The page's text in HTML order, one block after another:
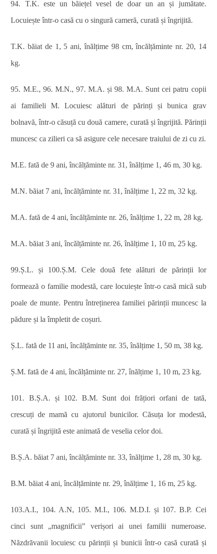
94. T.K. este un băiețel vesel de doar un an și jumătate.
Locuiește într-o casă cu o singură cameră, curată și îngrijită.
T.K. băiat de 1, 5 ani, înălțime 98 cm, încălțăminte nr. 20, 14
kg.
95. M.E., 96. M.N., 97. M.A. și 98. M.A. Sunt cei patru copii
ai familieli M. Locuiesc alături de părinți și bunica grav
bolnavă, într-o căsuță cu două camere, curată și îngrijită. Părinții
muncesc ca zilieri ca să asigure cele necesare traiului de zi cu zi.
M.E. fată de 9 ani, încălțăminte nr. 31, înălțime 1, 46 m, 30 kg.
M.N. băiat 7 ani, încălțăminte nr. 31, înălțime 1, 22 m, 32 kg.
M.A. fată de 4 ani, încălțăminte nr. 26, înălțime 1, 22 m, 28 kg.
M.A. băiat 3 ani, încălțăminte nr. 26, înălțime 1, 10 m, 25 kg.
99.Ș.L. și 100.Ș.M. Cele două fete alături de părinții lor
formează o familie modestă, care locuiește într-o casă mică sub
poale de munte. Pentru întreținerea familiei părinții muncesc la
pădure și la împletit de coșuri.
Ș.L. fată de 11 ani, încălțăminte nr. 35, înălțime 1, 50 m, 38 kg.
Ș.M. fată de 4 ani, încălțăminte nr. 27, înălțime 1, 10 m, 23 kg.
101. B.Ș.A. și 102. B.M. Sunt doi frățiori orfani de tată,
crescuți de mamă cu ajutorul bunicilor. Căsuța lor modestă,
curată și îngrijită este animată de veselia celor doi.
B.Ș.A. băiat 7 ani, încălțăminte nr. 33, înălțime 1, 28 m, 30 kg.
B.M. băiat 4 ani, încălțăminte nr. 29, înălțime 1, 16 m, 25 kg.
103.A.I., 104. A.N, 105. M.I., 106. M.D.I. și 107. B.P. Cei
cinci sunt „magnificii” verișori ai unei familii numeroase.
Năzdrăvanii locuiesc cu părinții și bunicii într-o casă curată și